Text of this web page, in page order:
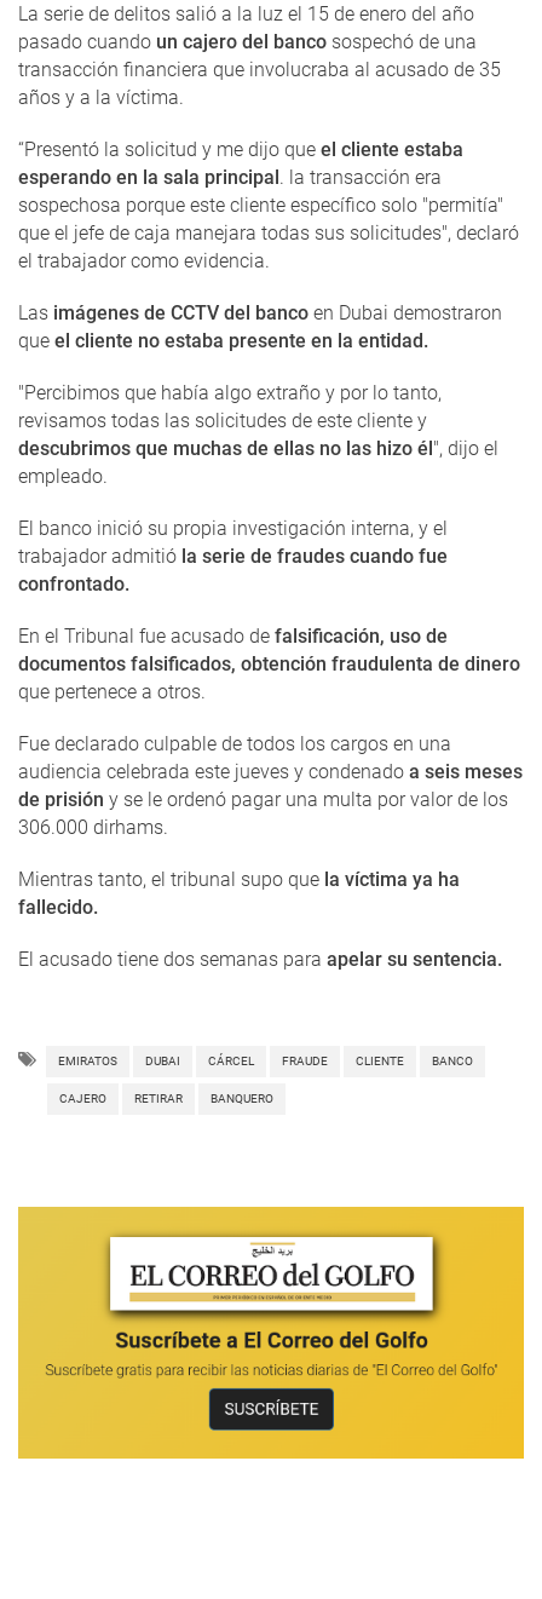
La serie de delitos salió a la luz el 15 de enero del año
pasado cuando un cajero del banco sospechó de una
transacción financiera que involucraba al acusado de 35
años y a la víctima.
“Presentó la solicitud y me dijo que el cliente estaba
esperando en la sala principal. la transacción era
sospechosa porque este cliente específico solo "permitía"
que el jefe de caja manejara todas sus solicitudes", declaró
el trabajador como evidencia.
Las imágenes de CCTV del banco en Dubai demostraron
que el cliente no estaba presente en la entidad.
"Percibimos que había algo extraño y por lo tanto,
revisamos todas las solicitudes de este cliente y
descubrimos que muchas de ellas no las hizo él", dijo el
empleado.
El banco inició su propia investigación interna, y el
trabajador admitió la serie de fraudes cuando fue
confrontado.
En el Tribunal fue acusado de falsificación, uso de
documentos falsificados, obtención fraudulenta de dinero
que pertenece a otros.
Fue declarado culpable de todos los cargos en una
audiencia celebrada este jueves y condenado a seis meses
de prisión y se le ordenó pagar una multa por valor de los
306.000 dirhams.
Mientras tanto, el tribunal supo que la víctima ya ha
fallecido.
El acusado tiene dos semanas para apelar su sentencia.
EMIRATOS DUBAI CÁRCEL FRAUDE CLIENTE BANCO
CAJERO RETIRAR BANQUERO